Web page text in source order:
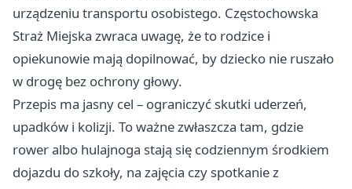
urządzeniu transportu osobistego. Częstochowska
Straż Miejska zwraca uwagę, że to rodzice i
opiekunowie mają dopilnować, by dziecko nie ruszało
w drogę bez ochrony głowy.
Przepis ma jasny cel – ograniczyć skutki uderzeń,
upadków i kolizji. To ważne zwłaszcza tam, gdzie
rower albo hulajnoga stają się codziennym środkiem
dojazdu do szkoły, na zajęcia czy spotkanie z